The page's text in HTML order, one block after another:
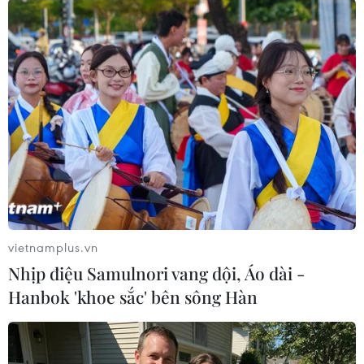
Bài.
Cục Hàng không chỉ đạo các hãng hàng không
xây dựng kế hoạch tăng chuyến bay phục vụ
trong các ngày cao điểm, bố trí các giờ bay đêm
để đáp ứng nhu cầu đi lại của hành khách trên
cơ sở phù hợp với hạ tầng và bảo đảm an toàn
bay; điều hành lịch bay hạn chế tối đa việc
chậm chuyến, hủy chuyến đặc biệt trong kỳ
nghỉ lễ; thực hiện nghiêm túc việc niêm yết,
công bố, công khai giá bán và mức giá vé theo
quy định.
Nhiều đường bay nội địa
có tỷ lệ đặt vé cao trong
vietnamplus.vn
Nhịp điệu Samulnori vang dội, Áo dài -
Hanbok 'khoe sắc' bên sông Hàn